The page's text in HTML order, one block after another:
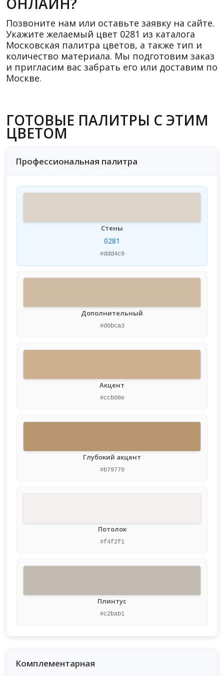
Позвоните нам или оставьте заявку на сайте.
Укажите желаемый цвет 0281 из каталога
Московская палитра цветов, а также тип и
количество материала. Мы подготовим заказ
и пригласим вас забрать его или доставим по
Москве.
ГОТОВЫЕ ПАЛИТРЫ С ЭТИМ
ЦВЕТОМ
Профессиональная палитра
Стены
0281
#ddd4c9
Дополнительный
#d0bca3
Акцент
#ccb08e
Глубокий акцент
#b79770
Потолок
#f4f2f1
Плинтус
#c2bab1
Комплементарная